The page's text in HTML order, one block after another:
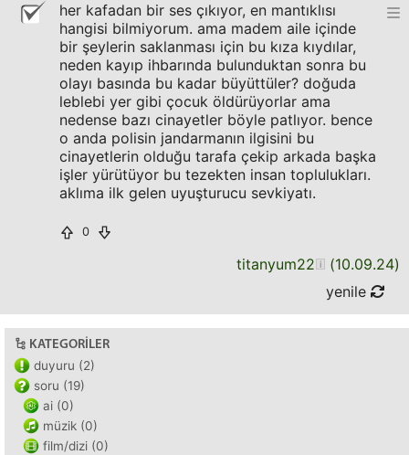
her kafadan bir ses çıkıyor, en mantıklısı
hangisi bilmiyorum. ama madem aile içinde
bir şeylerin saklanması için bu kıza kıydılar,
neden kayıp ihbarında bulunduktan sonra bu
olayı basında bu kadar büyüttüler? doğuda
leblebi yer gibi çocuk öldürüyorlar ama
nedense bazı cinayetler böyle patlıyor. bence
o anda polisin jandarmanın ilgisini bu
cinayetlerin olduğu tarafa çekip arkada başka
işler yürütüyor bu tezekten insan toplulukları.
aklıma ilk gelen uyuşturucu sevkiyatı.
0
titanyum22 (10.09.24)
yenile
KATEGORILER
duyuru (2)
soru (19)
ai (0)
müzik (0)
film/dizi (0)